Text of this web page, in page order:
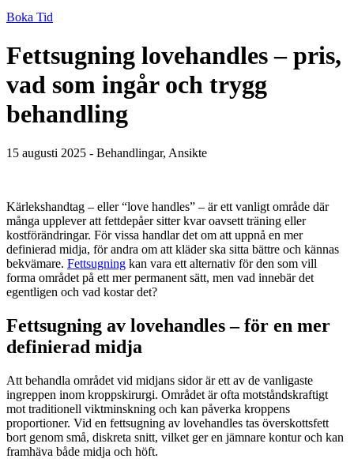
Boka Tid
Fettsugning lovehandles – pris,
vad som ingår och trygg
behandling
15 augusti 2025 - Behandlingar, Ansikte
Kärlekshandtag – eller “love handles” – är ett vanligt område där
många upplever att fettdepåer sitter kvar oavsett träning eller
kostförändringar. För vissa handlar det om att uppnå en mer
definierad midja, för andra om att kläder ska sitta bättre och kännas
bekvämare. Fettsugning kan vara ett alternativ för den som vill
forma området på ett mer permanent sätt, men vad innebär det
egentligen och vad kostar det?
Fettsugning av lovehandles – för en mer
definierad midja
Att behandla området vid midjans sidor är ett av de vanligaste
ingreppen inom kroppskirurgi. Området är ofta motståndskraftigt
mot traditionell viktminskning och kan påverka kroppens
proportioner. Vid en fettsugning av lovehandles tas överskottsfett
bort genom små, diskreta snitt, vilket ger en jämnare kontur och kan
framhäva både midja och höft.